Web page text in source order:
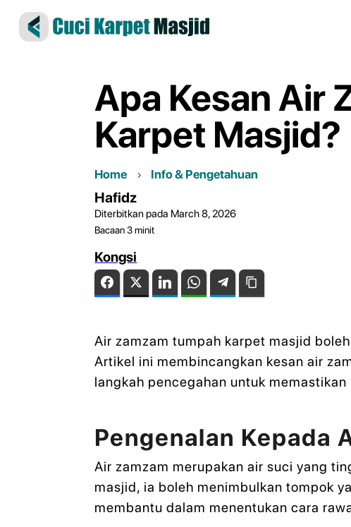
Apa Kesan Air
Karpet Masjid?
Home Info & Pengetahuan
Hafidz
Diterbitkan pada March 8, 2026
Bacaan 3 minit
Kongsi
FacebookTwitter LinkedIn WhatsAppTelegram
Air zamzam tumpah karpet masjid
Artikel ini membincangkan kesan air
langkah pencegahan untuk
Pengenalan Kepada
Air zamzam merupakan air suci yang
masjid, ia boleh menimbulkan tompok
membantu dalam menentukan cara